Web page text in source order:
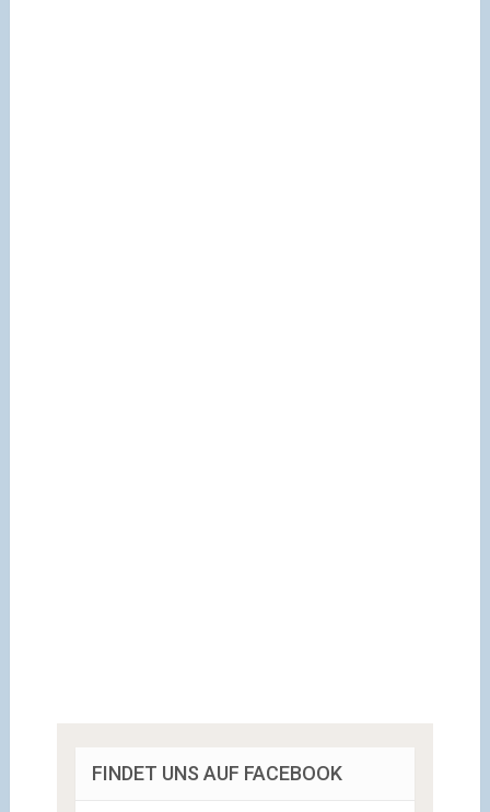
FINDET UNS AUF FACEBOOK